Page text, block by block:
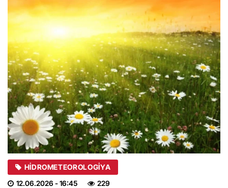
HIDROMETEOROLOGIYA
12.06.2026 - 16:45 229